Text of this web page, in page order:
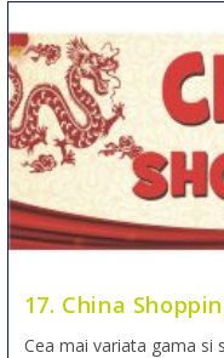
17. China
Cea mai variata gama